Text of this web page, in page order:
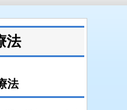
法
法